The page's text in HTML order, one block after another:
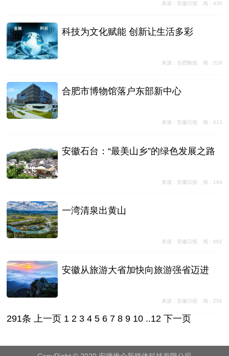
来源：安徽日报 阅：430
科技为文化赋能 创新让生活多彩
来源：合肥晚报 阅：528
合肥市博物馆落户东部新中心
来源：安徽日报 阅：613
安徽石台：“最美山乡”的绿色发展之路
来源：安徽日报 阅：184
一湾清泉出黄山
来源：安徽日报 阅：662
安徽从旅游大省加快向旅游强省迈进
来源：安徽日报 阅：256
291条 上一页 1 2 3 4 5 6 7 8 9 10 ..12 下一页